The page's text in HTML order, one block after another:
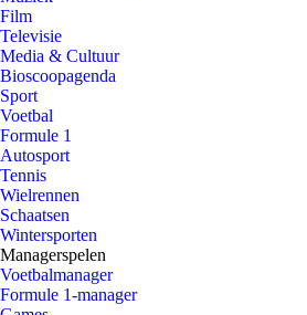
Film
Televisie
Media & Cultuur
Bioscoopagenda
Sport
Voetbal
Formule 1
Autosport
Tennis
Wielrennen
Schaatsen
Wintersporten
Managerspelen
Voetbalmanager
Formule 1-manager